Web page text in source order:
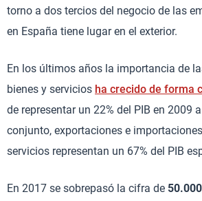
torno a dos tercios del negocio de las
en España tiene lugar en el exterior.
En los últimos años la importancia de
bienes y servicios ha crecido de forma
de representar un 22% del PIB en 2009
conjunto, exportaciones e
servicios representan un 67% del PIB
En 2017 se sobrepasó la cifra de